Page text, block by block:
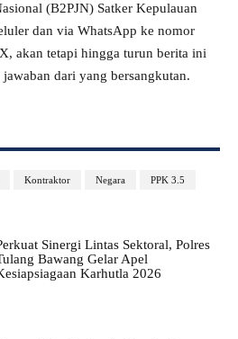
(B2PJN) Satker Kepulauan
dan via WhatsApp ke nomor
akan tetapi hingga turun berita ini
dari yang bersangkutan.
Kontraktor Negara PPK 3.5
Sinergi Lintas Sektoral, Polres
Bawang Gelar Apel
Karhutla 2026